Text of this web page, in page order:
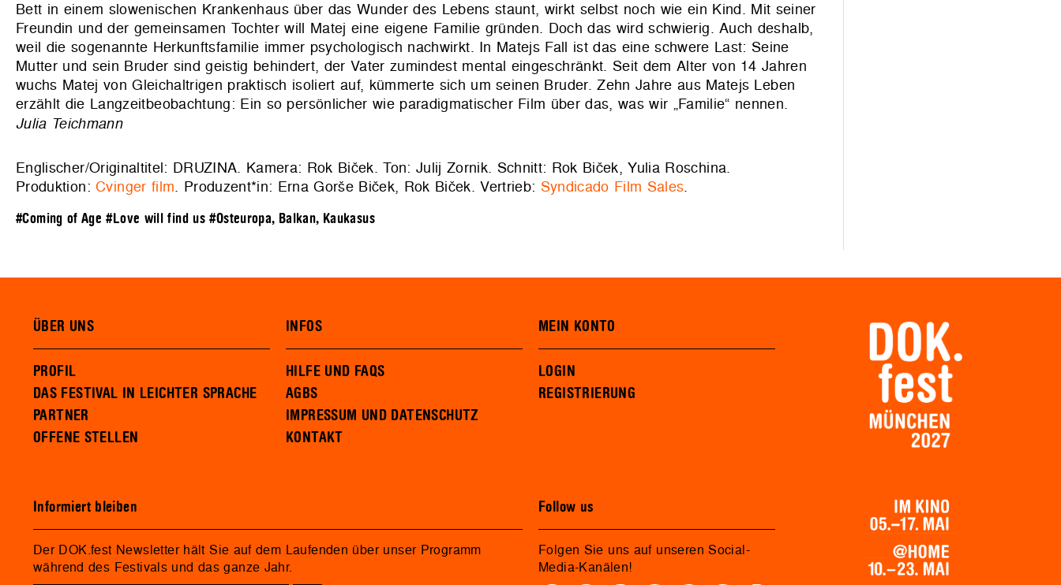
Bett in einem slowenischen Krankenhaus über das Wunder des Lebens staunt, wirkt selbst noch wie ein Kind. Mit seiner
Freundin und der gemeinsamen Tochter will Matej eine eigene Familie gründen. Doch das wird schwierig. Auch deshalb,
weil die sogenannte Herkunftsfamilie immer psychologisch nachwirkt. In Matejs Fall ist das eine schwere Last: Seine
Mutter und sein Bruder sind geistig behindert, der Vater zumindest mental eingeschränkt. Seit dem Alter von 14 Jahren
wuchs Matej von Gleichaltrigen praktisch isoliert auf, kümmerte sich um seinen Bruder. Zehn Jahre aus Matejs Leben
erzählt die Langzeitbeobachtung: Ein so persönlicher wie paradigmatischer Film über das, was wir „Familie“ nennen.
Julia Teichmann
Englischer/Originaltitel: DRUZINA. Kamera: Rok Biček. Ton: Julij Zornik. Schnitt: Rok Biček, Yulia Roschina.
Produktion:Cvinger film. Produzent*in: Erna Gorše Biček, Rok Biček. Vertrieb: Syndicado Film Sales.
#Coming of Age #Love will find us #Osteuropa, Balkan, Kaukasus
ÜBER UNS
PROFIL
DAS FESTIVAL IN LEICHTER SPRACHE
PARTNER
OFFENE STELLEN
INFOS
HILFE UND FAQS
AGBS
IMPRESSUM UND DATENSCHUTZ
KONTAKT
MEIN KONTO
LOGIN
REGISTRIERUNG
Informiert bleiben
Der DOK.fest Newsletter hält Sie auf dem Laufenden über unser Programm
während des Festivals und das ganze Jahr.
Follow us
Folgen Sie uns auf unseren Social-
Media-Kanälen!